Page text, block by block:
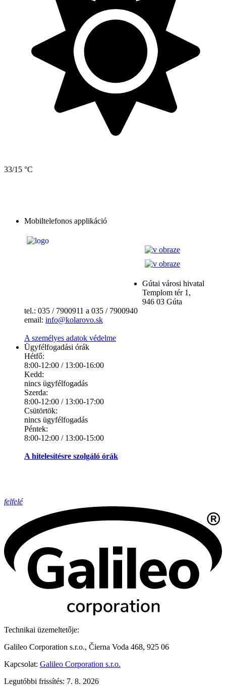
33/15 °C
Mobiltelefonos applikáció
Gútai városi hivatal
Templom tér 1,
946 03 Gúta
tel.: 035 / 7900911 a 035 / 7900940
email: info@kolarovo.sk
A személyes adatok védelme
Ügyfélfogadási órák
Hétfő:
8:00-12:00 / 13:00-16:00
Kedd:
nincs ügyfélfogadás
Szerda:
8:00-12:00 / 13:00-17:00
Csütörtök:
nincs ügyfélfogadás
Péntek:
8:00-12:00 / 13:00-15:00
A hitelesítésre szolgáló órák
felfelé
Technikai üzemeltetője:
Galileo Corporation s.r.o., Čierna Voda 468, 925 06
Kapcsolat: Galileo Corporation s.r.o.
Legutóbbi frissítés: 7. 8. 2026